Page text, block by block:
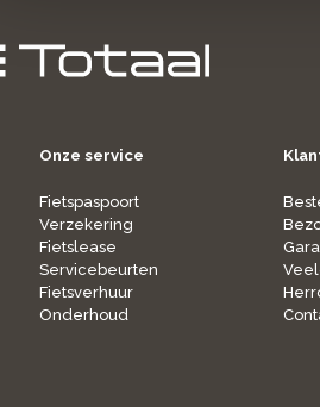
Onze service
Fietspaspoort
Verzekering
Fietslease
Servicebeurten
Fietsverhuur
Onderhoud